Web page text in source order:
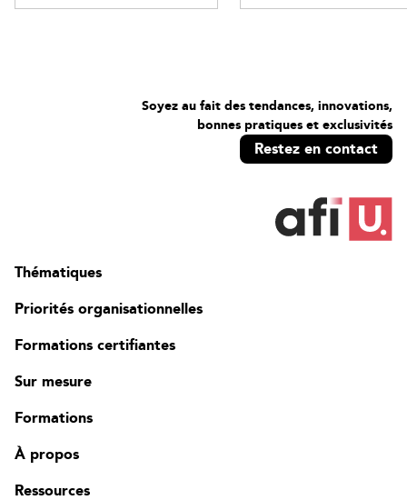
Soyez au fait des tendances, innovations,
bonnes pratiques et exclusivités
Restez en contact
Thématiques
Priorités organisationnelles
Formations certifiantes
Sur mesure
Formations
À propos
Ressources